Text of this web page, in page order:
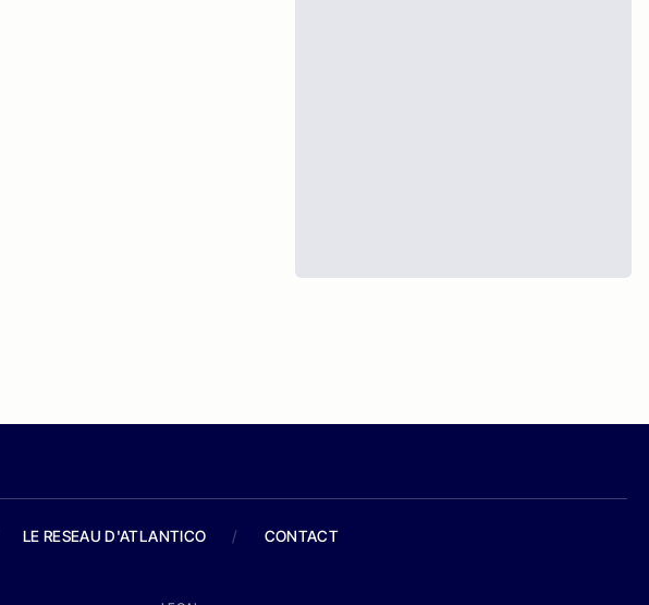
LE RESEAU D'ATLANTICO / CONTACT